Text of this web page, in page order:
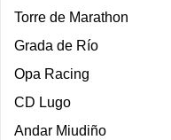
Torre de Marathon
Grada de Río
Opa Racing
CD Lugo
Andar Miudiño